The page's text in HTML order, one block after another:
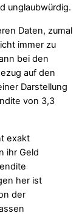
unglaubwürdig.
Daten, zumal
immer zu
bei den
auf den
Darstellung
von 3,3
exakt
ihr Geld
her ist
der